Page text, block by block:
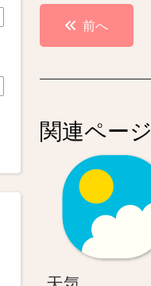
投
稿
ナ
ゲ
シ
ョ
前へ
関連ページ